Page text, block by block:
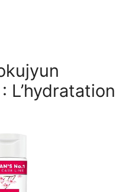
L’hydratation